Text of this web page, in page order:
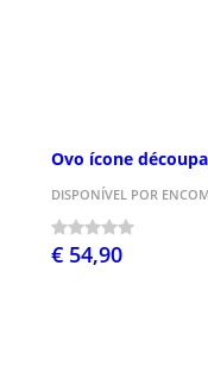
Ovo ícone
DISPONÍVEL POR
€ 54,90